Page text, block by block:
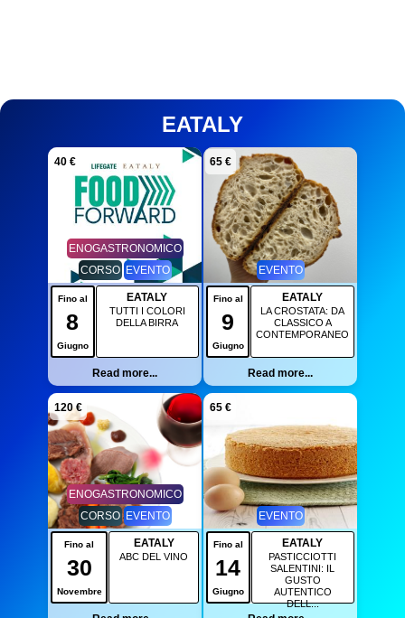
EATALY
40 €
ENOGASTRONOMICO
CORSO
EVENTO
Fino al
8
Giugno
EATALY
TUTTI I COLORI
DELLA BIRRA
Read more...
65 €
EVENTO
Fino al
9
Giugno
EATALY
LA CROSTATA: DA
CLASSICO A
CONTEMPORANEO
Read more...
120 €
ENOGASTRONOMICO
CORSO
EVENTO
Fino al
30
Novembre
EATALY
ABC DEL VINO
65 €
EVENTO
Fino al
14
Giugno
EATALY
PASTICCIOTTI
SALENTINI: IL
GUSTO
AUTENTICO
DELL...